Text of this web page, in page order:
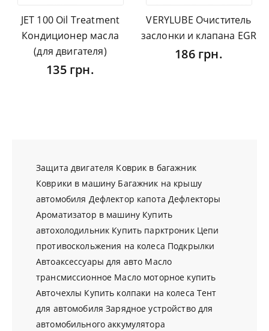
JET 100 Oil Treatment
Кондиционер масла
(для двигателя)
135 грн.
VERYLUBE Очиститель
заслонки и клапана EGR
186 грн.
Защита двигателя Коврик в багажник
Коврики в машину Багажник на крышу
автомобиля Дефлектор капота Дефлекторы
Ароматизатор в машину Купить
автохолодильник Купить парктроник Цепи
противоскольжения на колеса Подкрылки
Автоаксессуары для авто Масло
трансмиссионное Масло моторное купить
Авточехлы Купить колпаки на колеса Тент
для автомобиля Зарядное устройство для
автомобильного аккумулятора